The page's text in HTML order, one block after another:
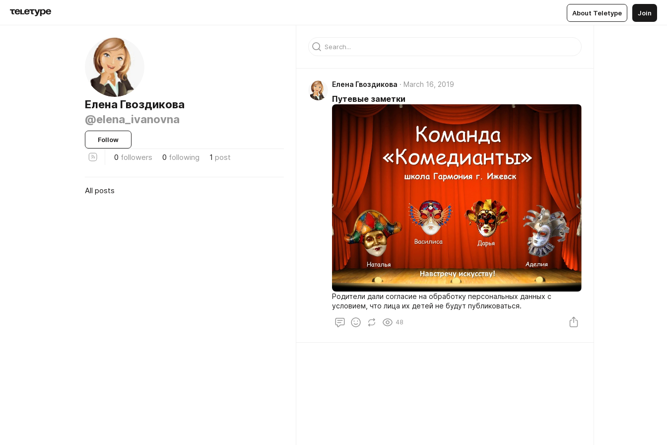
About Teletype Join
Елена Гвоздикова
@elena_ivanovna
Follow
0 followers 0 following 1 post
All posts
Елена Гвоздикова March 16, 2019
Путевые заметки
Родители дали согласие на обработку персональных данных с
условием, что лица их детей не будут публиковаться.
48